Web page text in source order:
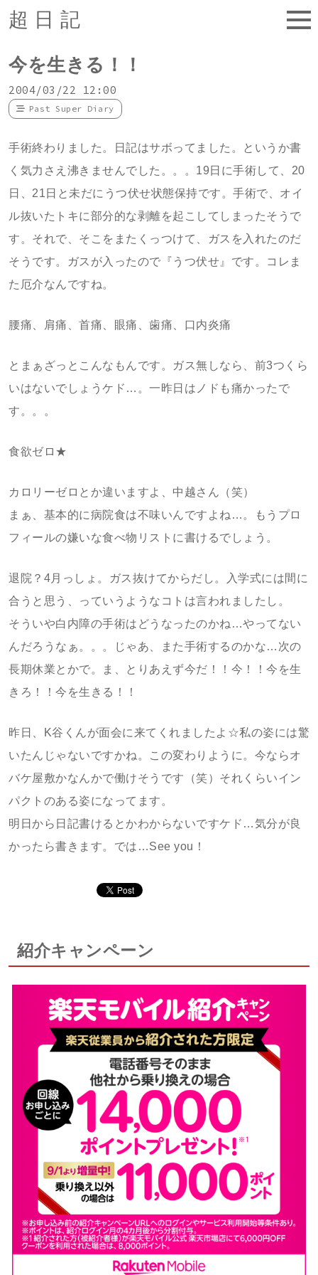
超日記
今を生きる！！
2004/03/22 12:00
Past Super Diary
手術終わりました。日記はサボってました。というか書
く気力さえ沸きませんでした。。。19日に手術して、20
日、21日と未だにうつ伏せ状態保持です。手術で、オイ
ル抜いたトキに部分的な剥離を起こしてしまったそうで
す。それで、そこをまたくっつけて、ガスを入れたのだ
そうです。ガスが入ったので『うつ伏せ』です。コレま
た厄介なんですね。
腰痛、肩痛、首痛、眼痛、歯痛、口内炎痛
とまぁざっとこんなもんです。ガス無しなら、前3つくら
いはないでしょうケド…。一昨日はノドも痛かったで
す。。。
食欲ゼロ★
カロリーゼロとか違いますよ、中越さん（笑）
まぁ、基本的に病院食は不味いんですよね…。もうプロ
フィールの嫌いな食べ物リストに書けるでしょう。
退院？4月っしょ。ガス抜けてからだし。入学式には間に
合うと思う、っていうようなコトは言われましたし。
そういや白内障の手術はどうなったのかね…やってない
んだろうなぁ。。。じゃあ、また手術するのかな…次の
長期休業とかで。ま、とりあえず今だ！！今！！今を生
きろ！！今を生きる！！
昨日、K谷くんが面会に来てくれましたよ☆私の姿には驚
いたんじゃないですかね。この変わりように。今ならオ
バケ屋敷かなんかで働けそうです（笑）それくらいイン
パクトのある姿になってます。
明日から日記書けるとかわからないですケド…気分が良
かったら書きます。では…See you！
紹介キャンペーン